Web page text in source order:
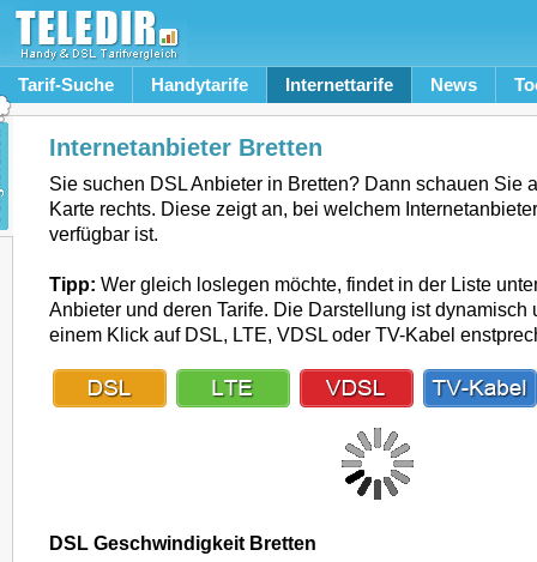
Tarif-Suche Handytarife Internettarife News
Internetanbieter Bretten
Sie suchen DSL Anbieter in Bretten? Dann schauen Sie
Karte rechts. Diese zeigt an, bei welchem
verfügbar ist.
Tipp: Wer gleich loslegen möchte, findet in der Liste
Anbieter und deren Tarife. Die Darstellung ist dynamisch
einem Klick auf DSL, LTE, VDSL oder TV-Kabel
DSL Geschwindigkeit Bretten